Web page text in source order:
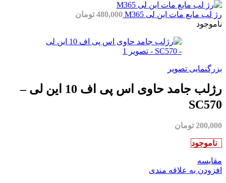
رژ لب مایع مات این لی M365 480,000 تومان
ناموجود
بزرگنمایی تصویر
رژلب جامد حاوی اس پی اف 10 این لی –
SC570
200,000 تومان
ناموجود
مقایسه
افزودن به علاقه مندی